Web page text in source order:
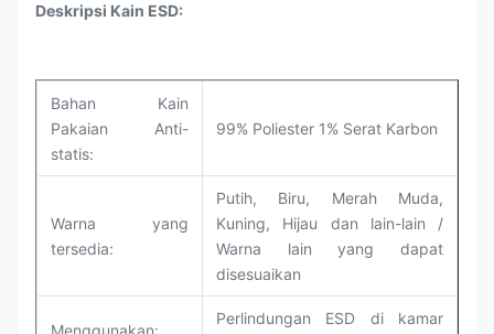
Deskripsi Kain ESD:
Bahan Kain
Pakaian Anti-
statis:
99% Poliester 1% Serat Karbon
Warna yang
tersedia:
Putih, Biru, Merah Muda,
Kuning, Hijau dan lain-lain /
Warna lain yang dapat
disesuaikan
Menggunakan:
Perlindungan ESD di kamar